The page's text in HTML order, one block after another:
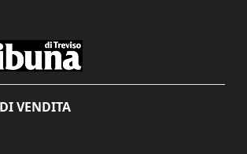
VENDITA